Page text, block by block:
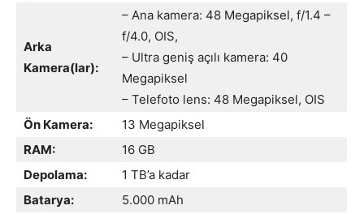
Arka
Kamera(lar):
– Ana kamera: 48 Megapiksel, f/1.4 –
f/4.0, OIS,
– Ultra geniş açılı kamera: 40
Megapiksel
– Telefoto lens: 48 Megapiksel, OIS
Ön Kamera:
13 Megapiksel
RAM:
16 GB
Depolama:
1 TB’a kadar
Batarya:
5.000 mAh